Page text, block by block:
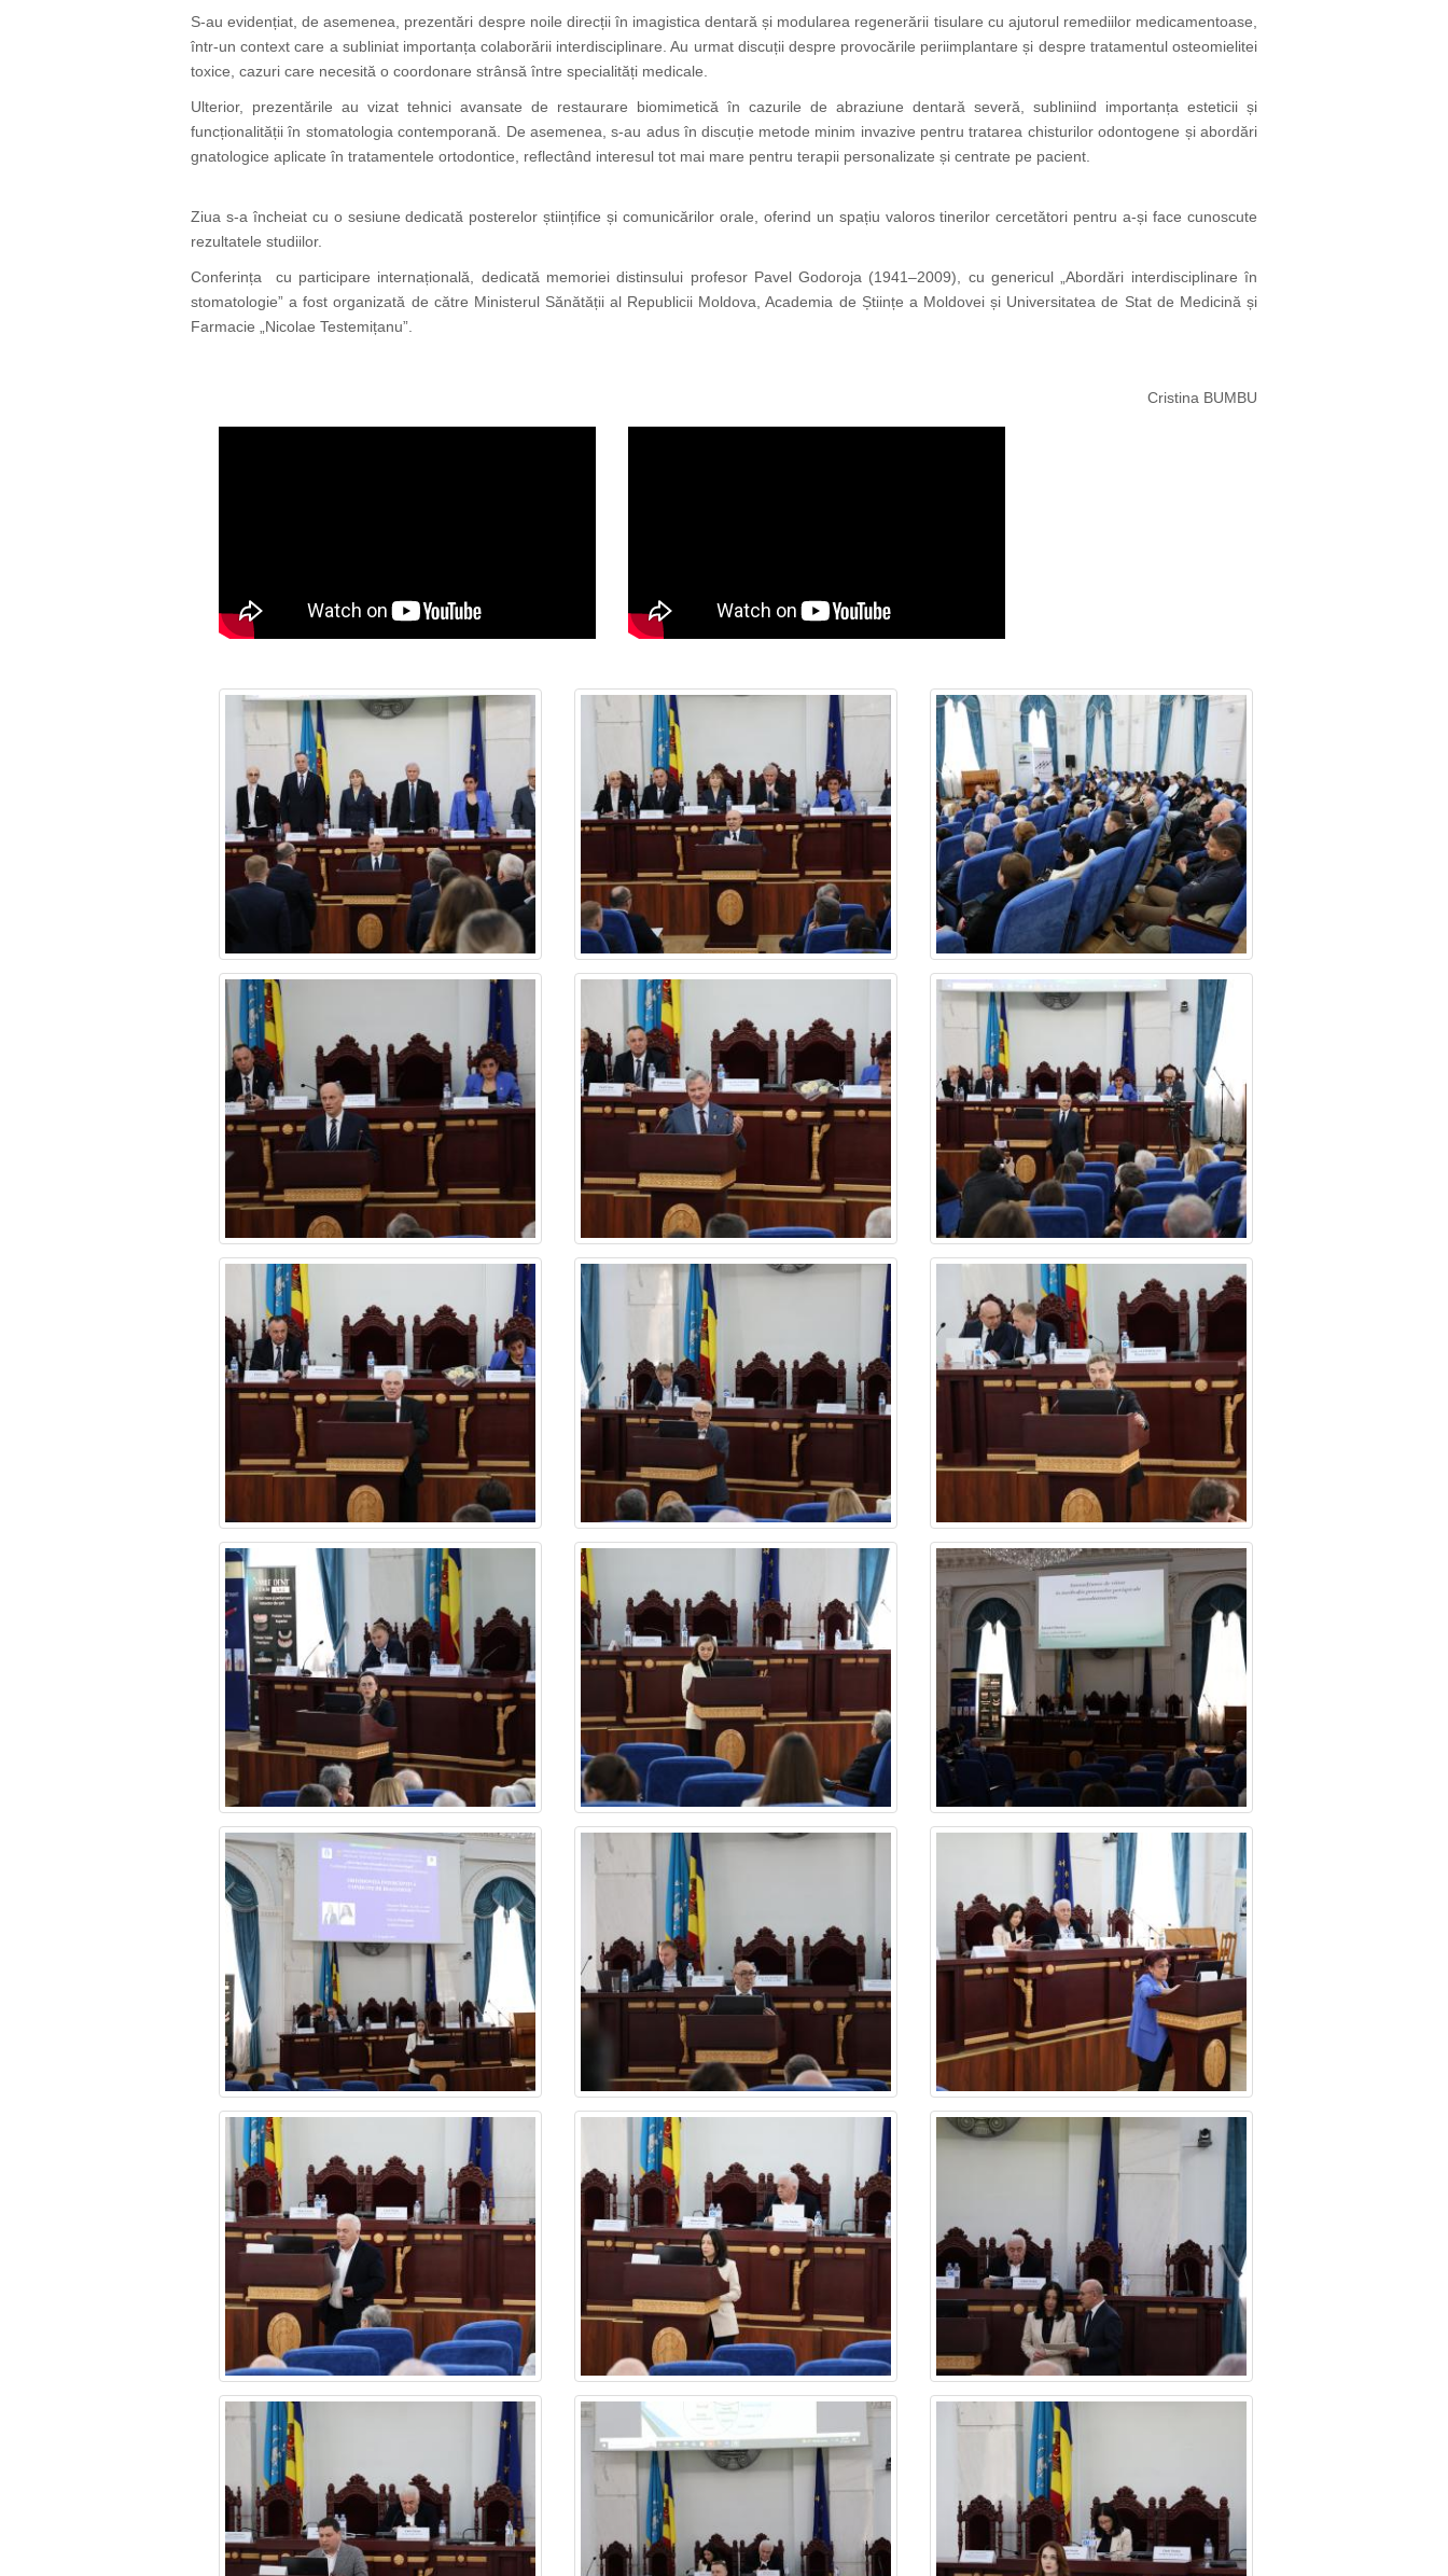
S-au evidențiat, de asemenea, prezentări despre noile direcții în imagistica dentară și modularea regenerării tisulare cu ajutorul remediilor medicamentoase,
într-un context care a subliniat importanța colaborării interdisciplinare. Au urmat discuții despre provocările periimplantare și despre tratamentul osteomielitei
toxice, cazuri care necesită o coordonare strânsă între specialități medicale.
Ulterior, prezentările au vizat tehnici avansate de restaurare biomimetică în cazurile de abraziune dentară severă, subliniind importanța esteticii și
funcționalității în stomatologia contemporană. De asemenea, s-au adus în discuție metode minim invazive pentru tratarea chisturilor odontogene și abordări
gnatologice aplicate în tratamentele ortodontice, reflectând interesul tot mai mare pentru terapii personalizate și centrate pe pacient.
Ziua s-a încheiat cu o sesiune dedicată posterelor științifice și comunicărilor orale, oferind un spațiu valoros tinerilor cercetători pentru a-și face cunoscute
rezultatele studiilor.
Conferința cu participare internațională, dedicată memoriei distinsului profesor Pavel Godoroja (1941–2009), cu genericul „Abordări interdisciplinare în
stomatologie” a fost organizată de către Ministerul Sănătății al Republicii Moldova, Academia de Științe a Moldovei și Universitatea de Stat de Medicină și
Farmacie „Nicolae Testemițanu”.
Cristina BUMBU